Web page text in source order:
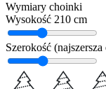
Wymiary choinki
Wysokość 210 cm
Szerokość (najszersza